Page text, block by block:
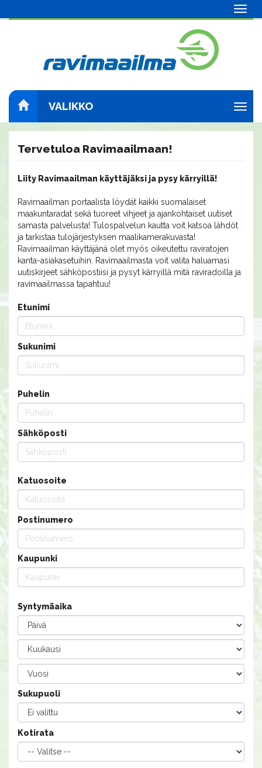
VALIKKO
Tervetuloa Ravimaailmaan!
Liity Ravimaailman käyttäjäksi ja pysy kärryillä!
Ravimaailman portaalista löydät kaikki suomalaiset
maakuntaradat sekä tuoreet vihjeet ja ajankohtaiset uutiset
samasta palvelusta! Tulospalvelun kautta voit katsoa lähdöt
ja tarkistaa tulojärjestyksen maalikamerakuvasta!
Ravimaailman käyttäjänä olet myös oikeutettu raviratojen
kanta-asiakasetuihin. Ravimaailmasta voit valita haluamasi
uutiskirjeet sähköpostiisi ja pysyt kärryillä mitä raviradoilla ja
ravimaailmassa tapahtuu!
Etunimi
Sukunimi
Puhelin
Sähköposti
Katuosoite
Postinumero
Kaupunki
Syntymäaika
Sukupuoli
Kotirata